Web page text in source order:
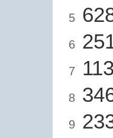
5
6
7
8
9